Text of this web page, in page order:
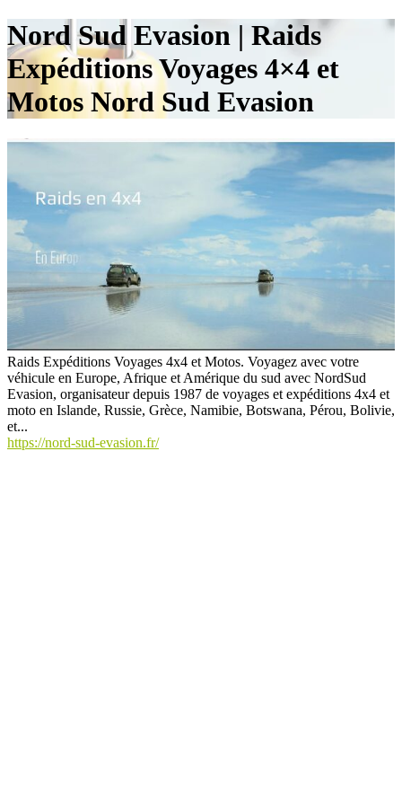
Nord Sud Evasion | Raids
Expéditions Voyages 4×4 et
Motos Nord Sud Evasion
Raids Expéditions Voyages 4x4 et Motos. Voyagez avec votre
véhicule en Europe, Afrique et Amérique du sud avec NordSud
Evasion, organisateur depuis 1987 de voyages et expéditions 4x4 et
moto en Islande, Russie, Grèce, Namibie, Botswana, Pérou, Bolivie,
et...
https://nord-sud-evasion.fr/